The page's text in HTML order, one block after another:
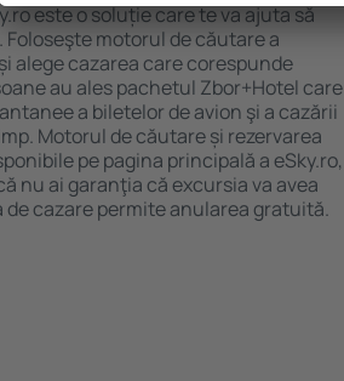
este o soluție care te va ajuta să
motorul de căutare a
alege cazarea care corespunde
au ales pachetul Zbor+Hotel care
a biletelor de avion şi a cazării
Motorul de căutare și rezervarea
pe pagina principală a eSky.ro,
nu ai garanţia că excursia va avea
cazare permite anularea gratuită.